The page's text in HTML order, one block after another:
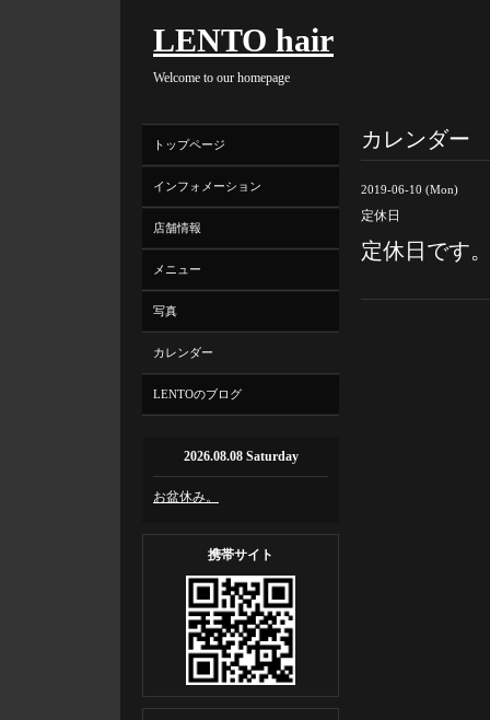
LENTO hair
Welcome to our homepage
カレンダー
2019-06-10 (Mon)
定休日
定休日です
トップページ
インフォメーション
店舗情報
メニュー
写真
カレンダー
LENTOのブログ
2026.08.08 Saturday
お盆休み。
携帯サイト